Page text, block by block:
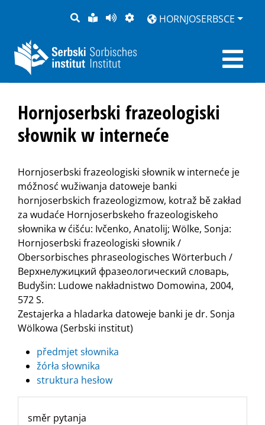
PYTANJE
LOCHKA
RĚČ
STRONU
PŘEDČITAĆ
ZWOBRAZNJENJE
HORNJOSERBSCE
Hornjoserbski frazeologiski
słownik w interneće
Hornjoserbski frazeologiski słownik w interneće je
móžnosć wužiwanja datoweje banki
hornjoserbskich frazeologizmow, kotraž bě zakład
za wudaće Hornjoserbskeho frazeologiskeho
słownika w ćišću: Ivčenko, Anatolij; Wölke, Sonja:
Hornjoserbski frazeologiski słownik /
Obersorbisches phraseologisches Wörterbuch /
Верхнелужицкий фразеологический словарь,
Budyšin: Ludowe nakładnistwo Domowina, 2004,
572 S.
Zestajerka a hladarka datoweje banki je dr. Sonja
Wölkowa (Serbski institut)
předmjet słownika
žórła słownika
struktura hesłow
směr pytanja